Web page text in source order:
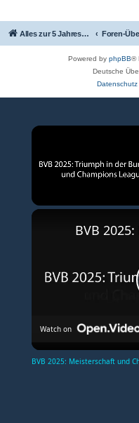
Alles zur 5 Jahreswertung / Tabelle der UEFA mit vielen Statistiken. Foren-
Powered by phpBB®
Deutsche
Datenschutz
Watch on
BVB 2025: Meisterschaft und